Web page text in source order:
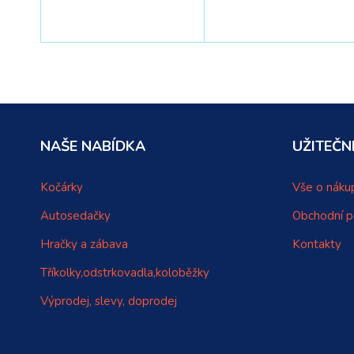
NAŠE NABÍDKA
Kočárky
Autosedačky
Hračky a zábava
Tříkolky,odstrkovadla,koloběžky
Výprodej, slevy, doprodej
Vše o
Obchodní
Kontakty